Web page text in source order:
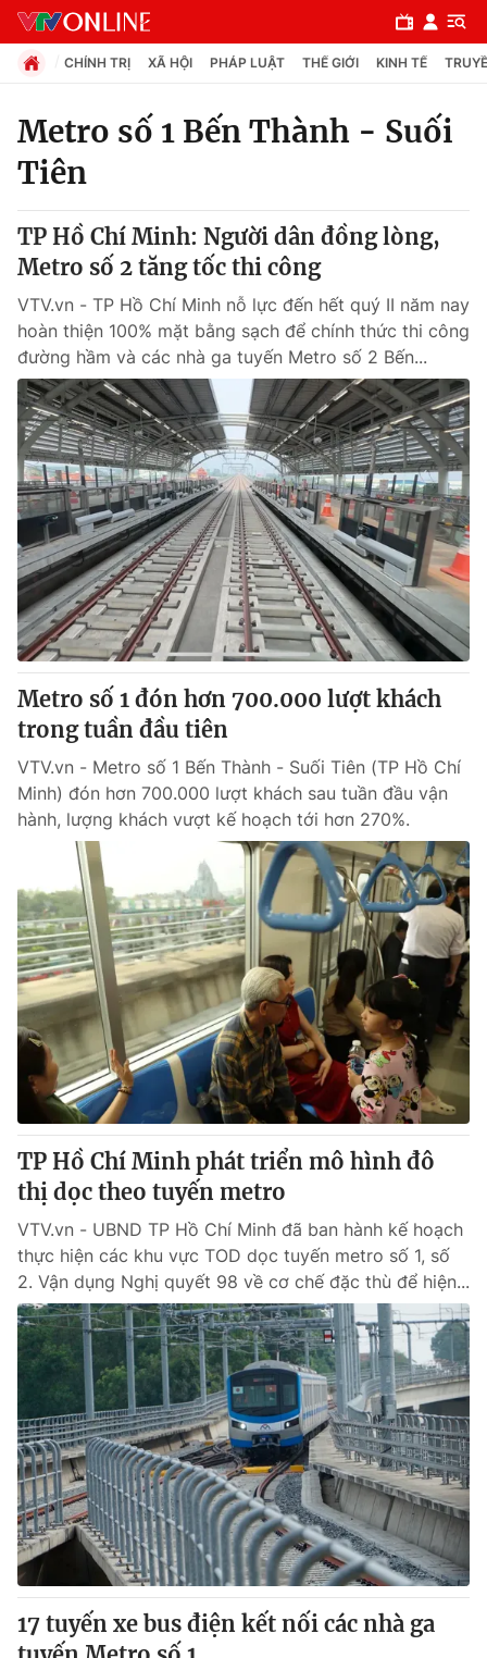
Chuyên mục
Chính trị
Xã hội
Pháp luật
Y tế
Thế giới
Tin tức
Thế giới đó đây
Câu chuyện quốc tế
Kinh tế
Tài chính
Thị trường
Góc doanh nghiệp
Dữ liệu và đời sống
Truyền hình
Phim VTV
Hậu trường
Nhân vật
Khán giả
Giải sao mai
Giải trí
Điện ảnh
Âm nhạc
Đời sống
Du lịch
Làm đẹp
Chất lượng cuộc sống
Giáo dục
Tuyển sinh
Học trực tuyến
Công nghệ
Hitech Công nghệ tương lai
Sản phẩm
Thị trường
Tư vấn
Giao lưu trực tuyến
Lịch phát sóng
Chuyên mục khác
Emagazine Podcast
Photo Infographic
Video Shorts video
VTV Money VTV Thể thao
VTV Sức khoẻ Bất động sản
Thị trường 24h Tấm lòng Việt
VTV4 Vươn mình bằng AI
VTV9 VTV8
CHÍNH TRỊ XÃ HỘI PHÁP LUẬT THẾ GIỚI KINH TẾ
Metro số 1 Bến Thành - Suối
Tiên
TP Hồ Chí Minh: Người dân đồng lòng,
Metro số 2 tăng tốc thi công
VTV.vn - TP Hồ Chí Minh nỗ lực đến hết quý II năm nay
hoàn thiện 100% mặt bằng sạch để chính thức thi công
đường hầm và các nhà ga tuyến Metro số 2 Bến...
Metro số 1 đón hơn 700.000 lượt khách
trong tuần đầu tiên
VTV.vn - Metro số 1 Bến Thành - Suối Tiên (TP Hồ Chí
Minh) đón hơn 700.000 lượt khách sau tuần đầu vận
hành, lượng khách vượt kế hoạch tới hơn 270%.
TP Hồ Chí Minh phát triển mô hình đô
thị dọc theo tuyến metro
VTV.vn - UBND TP Hồ Chí Minh đã ban hành kế hoạch
thực hiện các khu vực TOD dọc tuyến metro số 1, số
2. Vận dụng Nghị quyết 98 về cơ chế đặc thù để hiện...
17 tuyến xe bus điện kết nối các nhà ga